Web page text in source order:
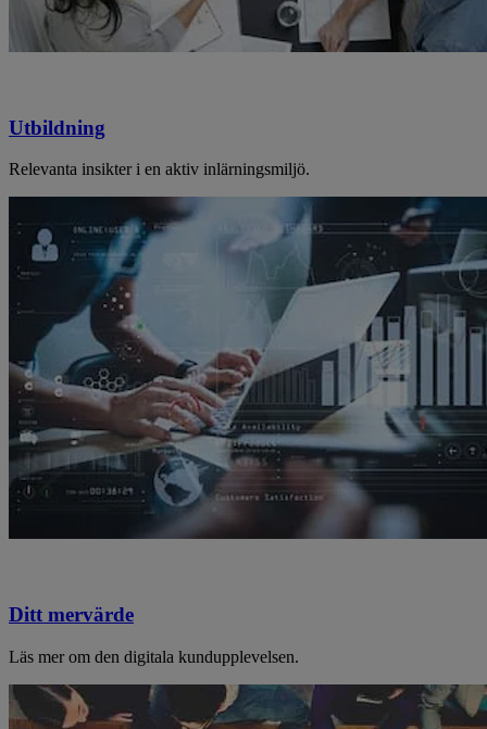
Utbildning
Relevanta insikter i en aktiv inlärningsmiljö.
Ditt mervärde
Läs mer om den digitala kundupplevelsen.